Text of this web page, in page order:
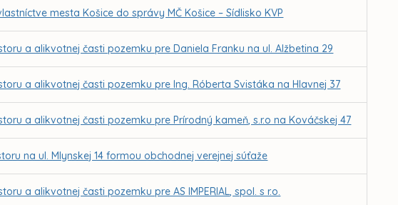
mesta Košice do správy MČ Košice – Sídlisko KVP
a alikvotnej časti pozemku pre Daniela Franku na ul. Alžbetina 29
a alikvotnej časti pozemku pre Ing. Róberta Svistáka na Hlavnej 37
a alikvotnej časti pozemku pre Prírodný kameň, s.r.o na Kováčskej 47
na ul. Mlynskej 14 formou obchodnej verejnej súťaže
a alikvotnej časti pozemku pre AS IMPERIAL, spol. s r.o.